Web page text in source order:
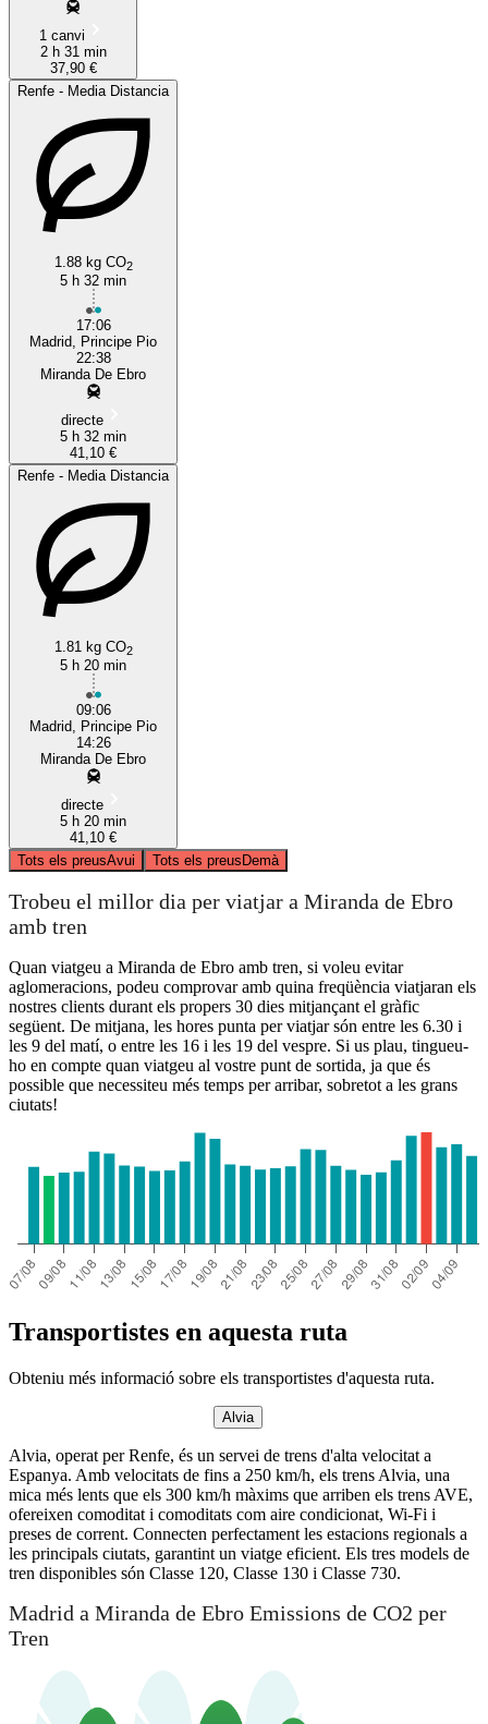
1 canvi
2 h 31 min
37,90 €
Renfe - Media Distancia
1.88 kg CO2
5 h 32 min
17:06
Madrid, Principe Pio
22:38
Miranda De Ebro
directe
5 h 32 min
41,10 €
Renfe - Media Distancia
1.81 kg CO2
5 h 20 min
09:06
Madrid, Principe Pio
14:26
Miranda De Ebro
directe
5 h 20 min
41,10 €
Tots els preusAvui Tots els preusDemà
Trobeu el millor dia per viatjar a Miranda de Ebro
amb tren
Quan viatgeu a Miranda de Ebro amb tren, si voleu evitar
aglomeracions, podeu comprovar amb quina freqüència viatjaran els
nostres clients durant els propers 30 dies mitjançant el gràfic
següent. De mitjana, les hores punta per viatjar són entre les 6.30 i
les 9 del matí, o entre les 16 i les 19 del vespre. Si us plau, tingueu-
ho en compte quan viatgeu al vostre punt de sortida, ja que és
possible que necessiteu més temps per arribar, sobretot a les grans
ciutats!
Transportistes en aquesta ruta
Obteniu més informació sobre els transportistes d'aquesta ruta.
Alvia
Alvia, operat per Renfe, és un servei de trens d'alta velocitat a
Espanya. Amb velocitats de fins a 250 km/h, els trens Alvia, una
mica més lents que els 300 km/h màxims que arriben els trens AVE,
ofereixen comoditat i comoditats com aire condicionat, Wi-Fi i
preses de corrent. Connecten perfectament les estacions regionals a
les principals ciutats, garantint un viatge eficient. Els tres models de
tren disponibles són Classe 120, Classe 130 i Classe 730.
Madrid a Miranda de Ebro Emissions de CO2 per
Tren